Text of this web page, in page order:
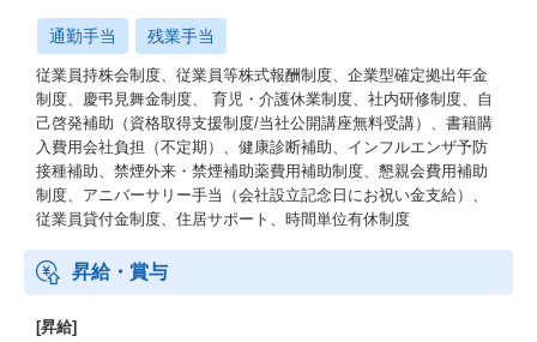
通勤手当 残業手当
従業員持株会制度、従業員等株式報酬制度、企業型確定拠出年金
制度、慶弔見舞金制度、 育児・介護休業制度、社内研修制度、自
己啓発補助（資格取得支援制度/当社公開講座無料受講）、書籍購
入費用会社負担（不定期）、健康診断補助、インフルエンザ予防
接種補助、禁煙外来・禁煙補助薬費用補助制度、懇親会費用補助
制度、アニバーサリー手当（会社設立記念日にお祝い金支給）、
従業員貸付金制度、住居サポート、時間単位有休制度
昇給・賞与
[昇給]